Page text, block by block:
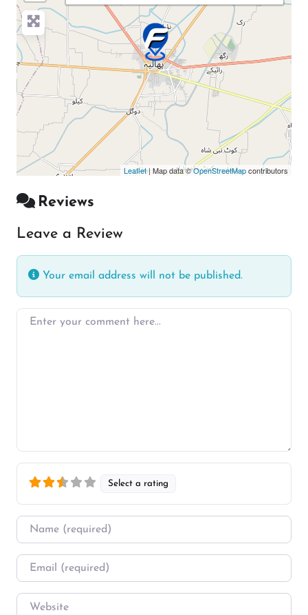
Leaflet| Map data ©OpenStreetMapcontributors
Reviews
Leave a Review
Your email address will not be published.
Enter your comment here…
Select a rating
Name
Email
Website